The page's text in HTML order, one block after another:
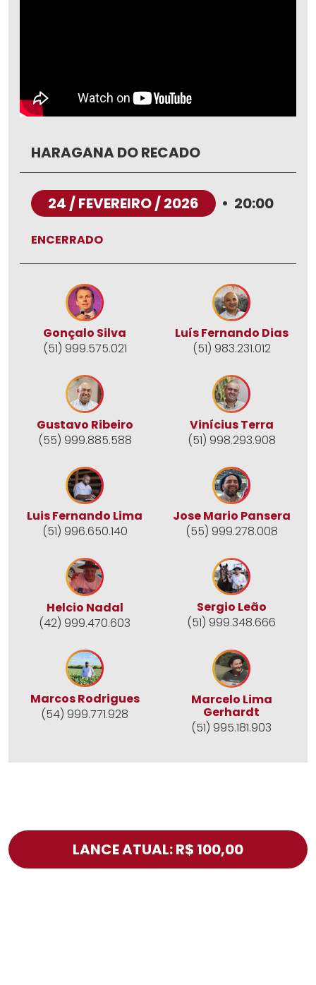
HARAGANA DO RECADO
24 / FEVEREIRO / 2026 • 20:00
ENCERRADO
Gonçalo Silva
(51) 999.575.021
Luís Fernando Dias
(51) 983.231.012
Gustavo Ribeiro
(55) 999.885.588
Vinícius Terra
(51) 998.293.908
Luis Fernando Lima
(51) 996.650.140
Jose Mario Pansera
(55) 999.278.008
Helcio Nadal
(42) 999.470.603
Sergio Leão
(51) 999.348.666
Marcos Rodrigues
(54) 999.771.928
Marcelo Lima
Gerhardt
(51) 995.181.903
LANCE ATUAL: R$ 100,00